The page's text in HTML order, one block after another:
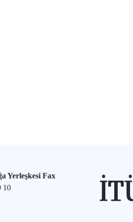
Yerleşkesi Fax
10